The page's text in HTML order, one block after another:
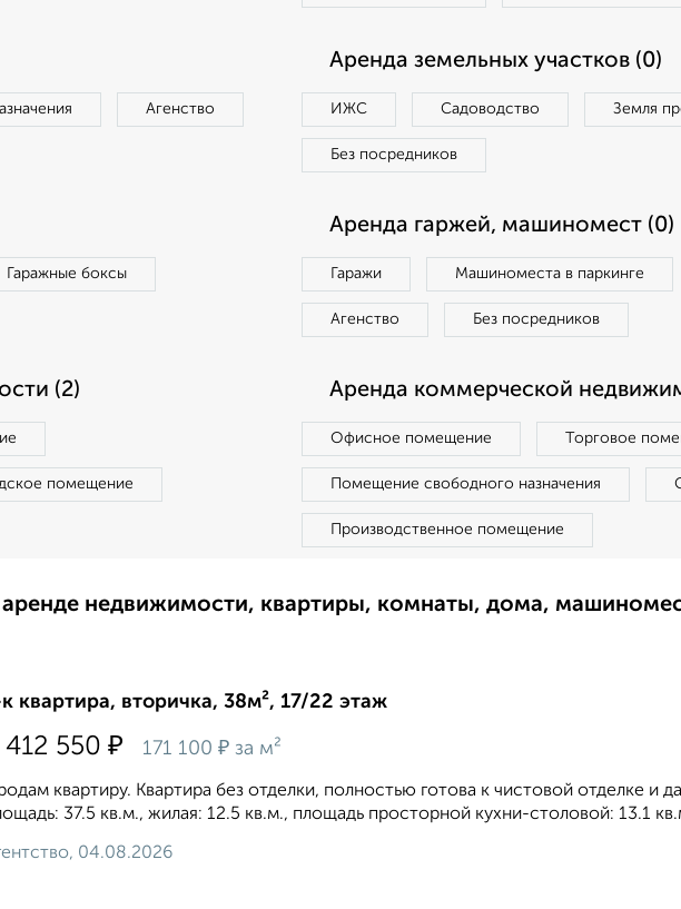
Агенство
Аренда земельных участков (0)
ИЖС Садоводство Земля
Без посредников
Гаражные боксы
Аренда гаржей, машиномест (0)
Гаражи Машиноместа в паркинге
Агенство Без посредников
(2)
помещение
Аренда коммерческой
Офисное помещение Торговое
Помещение свободного назначения
Производственное помещение
недвижимости, квартиры, комнаты, дома,
квартира, вторичка, 38м², 17/22 этаж
412 550 ₽ 171 100 ₽ за м²
квартиру. Квартира без отделки, полностью готова к чистовой отделке и
37.5 кв.м., жилая: 12.5 кв.м., площадь просторной кухни-столовой: 13.1
04.08.2026